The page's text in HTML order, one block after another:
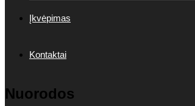
Įkvėpimas
Kontaktai
Nuorodos